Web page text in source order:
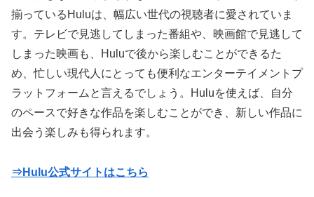
揃っているHuluは、幅広い世代の視聴者に愛されていま
す。テレビで見逃してしまった番組や、映画館で見逃して
しまった映画も、Huluで後から楽しむことができるた
め、忙しい現代人にとっても便利なエンターテイメントプ
ラットフォームと言えるでしょう。Huluを使えば、自分
のペースで好きな作品を楽しむことができ、新しい作品に
出会う楽しみも得られます。
⇒Hulu公式サイトはこちら